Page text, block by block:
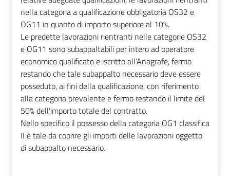
nella categoria a qualificazione obbligatoria OS32 e
OG11 in quanto di importo superiore al 10%.
Le predette lavorazioni rientranti nelle categorie OS32
e OG11 sono subappaltabili per intero ad operatore
economico qualificato e iscritto all’Anagrafe, fermo
restando che tale subappalto necessario deve essere
posseduto, ai fini della qualificazione, con riferimento
alla categoria prevalente e fermo restando il limite del
50% dell’importo totale del contratto.
Nello specifico il possesso della categoria OG1 classifica
II è tale da coprire gli importi delle lavorazioni oggetto
di subappalto necessario.